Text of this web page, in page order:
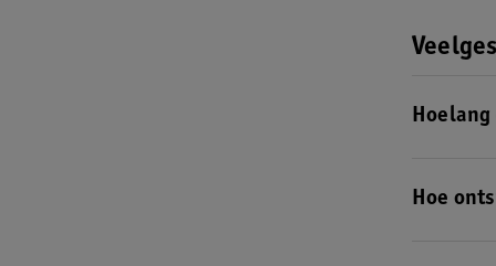
zeeziekte.
Hoe